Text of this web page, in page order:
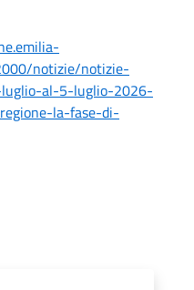
notizie/notizie-
al-5-luglio-2026-
la-fase-di-